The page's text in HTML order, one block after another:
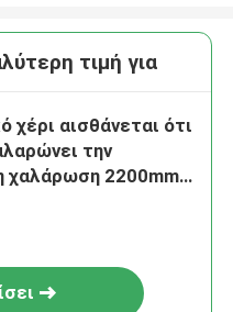
τιμή για
χέρι αισθάνεται ότι
την
χαλάρωση 2200mm